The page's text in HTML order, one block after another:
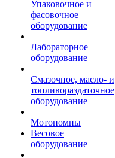
Упаковочное и
фасовочное
оборудование
Лабораторное
оборудование
Смазочное, масло- и
топливораздаточное
оборудование
Мотопомпы
Весовое
оборудование